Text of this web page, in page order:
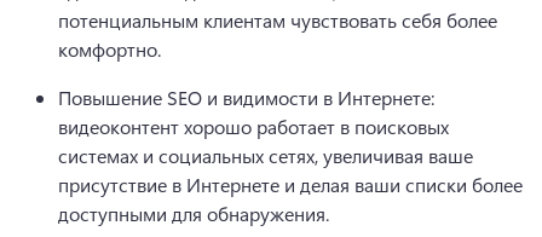
потенциальным клиентам чувствовать себя более
комфортно.
Повышение SEO и видимости в Интернете:
видеоконтент хорошо работает в поисковых
системах и социальных сетях, увеличивая ваше
присутствие в Интернете и делая ваши списки более
доступными для обнаружения.